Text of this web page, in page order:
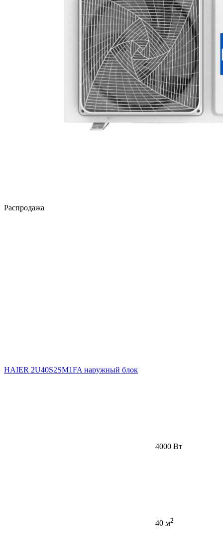
Распродажа
HAIER 2U40S2SM1FA наружный блок
4000 Вт
40 м2